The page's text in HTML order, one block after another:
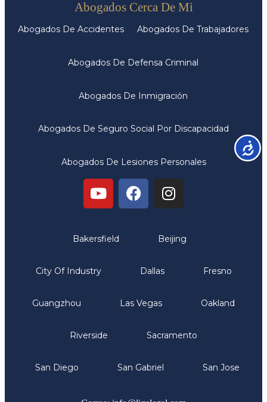
Abogados Cerca De Mi
Abogados De Accidentes Abogados De Trabajadores
Abogados De Defensa Criminal
Abogados De Inmigración
Abogados De Seguro Social Por Discapacidad
Abogados De Lesiones Personales
Bakersfield Beijing
City Of Industry Dallas Fresno
Guangzhou Las Vegas Oakland
Riverside Sacramento
San Diego San Gabriel San Jose